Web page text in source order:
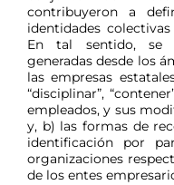
contribuyeron a
identidades
En tal sentido, se
generadas desde los
las empresas
“disciplinar”,
empleados, y sus
y, b) las formas de
identificación por
organizaciones
de los entes